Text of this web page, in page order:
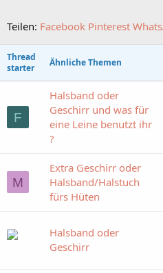
Teilen: Facebook Pinterest
Thread
starter
Ähnliche Themen
F
Halsband oder
Geschirr und was für
eine Leine benutzt ihr
?
M
Extra Geschirr oder
Halsband/Halstuch
fürs Hüten
Halsband oder
Geschirr